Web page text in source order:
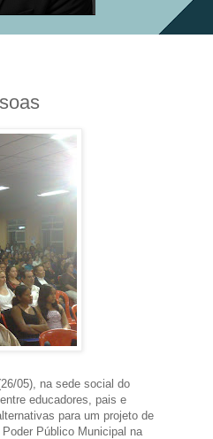
05), na sede social do
educadores, pais e
para um projeto de
Público Municipal na